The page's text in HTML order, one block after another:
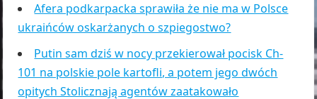
Afera podkarpacka sprawiła że nie ma w Polsce
ukraińców oskarżanych o szpiegostwo?
Putin sam dziś w nocy przekierował pocisk Ch-
101 na polskie pole kartofli, a potem jego dwóch
opitych Stolicznają agentów zaatakowało